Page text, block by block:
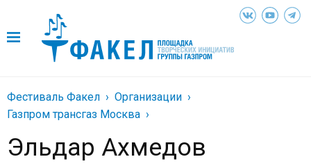
Фестиваль Факел
Организации
Газпром трансгаз Москва
Эльдар Ахмедов